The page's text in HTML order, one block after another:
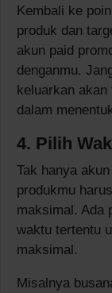
Kembali ke
produk dan
akun paid
denganmu.
keluarkan akan
dalam
4. Pilih
Tak hanya
produkmu
maksimal. Ada
waktu tertentu
maksimal.
Misalnya